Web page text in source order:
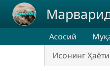
Skip to main content
Асосий
Исонинг Ҳаёти